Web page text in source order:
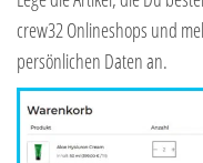
crew32 Onlineshops und
persönlichen Daten an.